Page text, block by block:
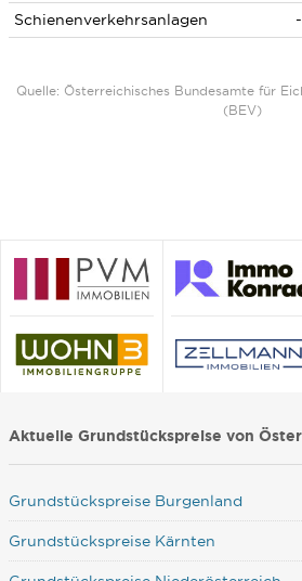
Schienenverkehrsanlagen
-
Quelle: Österreichisches Bundesamte für
(BEV)
Aktuelle Grundstückspreise von
Grundstückspreise Burgenland
Grundstückspreise Kärnten